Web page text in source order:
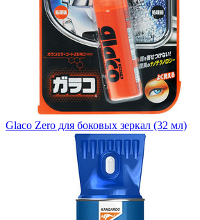
Glaco Zero для боковых зеркал (32 мл)